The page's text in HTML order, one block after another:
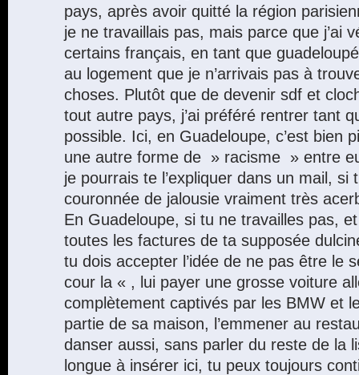
pays, après avoir quitté la région
je ne travaillais pas, mais parce que j’ai
certains français, en tant que
au logement que je n’arrivais pas à
choses. Plutôt que de devenir sdf et
tout autre pays, j’ai préféré rentrer tant
possible. Ici, en Guadeloupe, c’est bien
une autre forme de » racisme » entre
je pourrais te l’expliquer dans un mail, si
couronnée de jalousie vraiment très
En Guadeloupe, si tu ne travailles pas,
toutes les factures de ta supposée
tu dois accepter l’idée de ne pas être le
cour la « , lui payer une grosse voiture
complètement captivés par les BMW et
partie de sa maison, l’emmener au
danser aussi, sans parler du reste de la
longue à insérer ici, tu peux toujours